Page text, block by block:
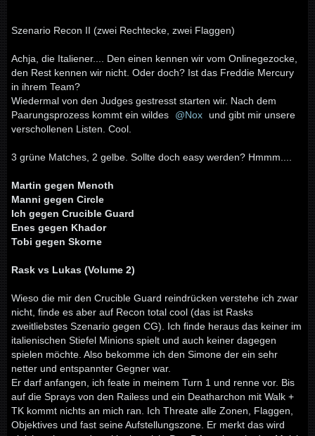
Szenario Recon II (zwei Rechtecke, zwei Flaggen)
Achja, die Italiener.... Den einen kennen wir vom Onlinegezocke,
den Rest kennen wir nicht. Oder doch? Ist das Freddie Mercury
in ihrem Team?
Wiedermal von den Judges gestresst starten wir. Nach dem
Paarungsprozess kommt ein wildes
Nox
und gibt mir unsere
verschollenen Listen. Cool.
3 grüne Matches, 2 gelbe. Sollte doch easy werden? Hmmm....
Martin gegen Menoth
Manni gegen Circle
Ich gegen Crucible Guard
Enes gegen Khador
Tobi gegen Skorne
Rask vs Lukas (Volume 2)
Wieso die mir den Crucible Guard reindrücken verstehe ich zwar
nicht, finde es aber auf Recon total cool (das ist Rasks
zweitliebstes Szenario gegen CG). Ich finde heraus das keiner im
italienischen Stiefel Minions spielt und auch keiner dagegen
spielen möchte. Also bekomme ich den Simone der ein sehr
netter und entspannter Gegner war.
Er darf anfangen, ich feate in meinem Turn 1 und renne vor. Bis
auf die Sprays von den Railess und ein Deatharchon mit Walk +
TK kommt nichts an mich ran. Ich Threate alle Zonen, Flaggen,
Objektives und fast seine Aufstellungszone. Er merkt das wird